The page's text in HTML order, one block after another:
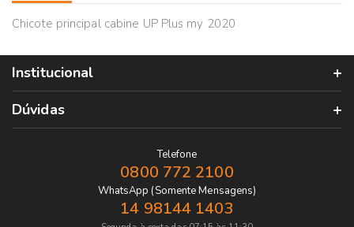
Chicote principal cabine UP Plus my 2020
Institucional
Dúvidas
Telefone
0800 772 2100
WhatsApp (Somente Mensagens)
14 98144 1403